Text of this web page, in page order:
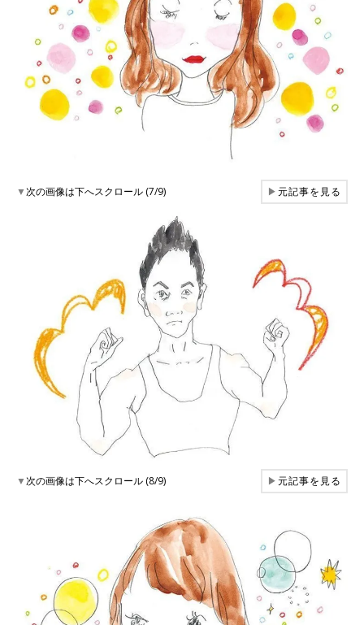
▼次の画像は下へスクロール (7/9) ▶元記事を見る
▼次の画像は下へスクロール (8/9) ▶元記事を見る